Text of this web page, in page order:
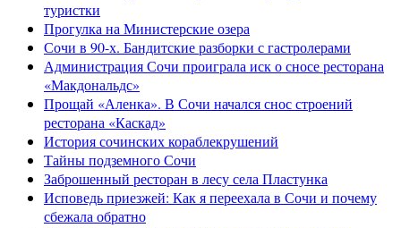
туристки
Прогулка на Министерские озера
Сочи в 90-х. Бандитские разборки с гастролерами
Администрация Сочи проиграла иск о сносе ресторана
«Макдональдс»
Прощай «Аленка». В Сочи начался снос строений
ресторана «Каскад»
История сочинских кораблекрушений
Тайны подземного Сочи
Заброшенный ресторан в лесу села Пластунка
Исповедь приезжей: Как я переехала в Сочи и почему
сбежала обратно